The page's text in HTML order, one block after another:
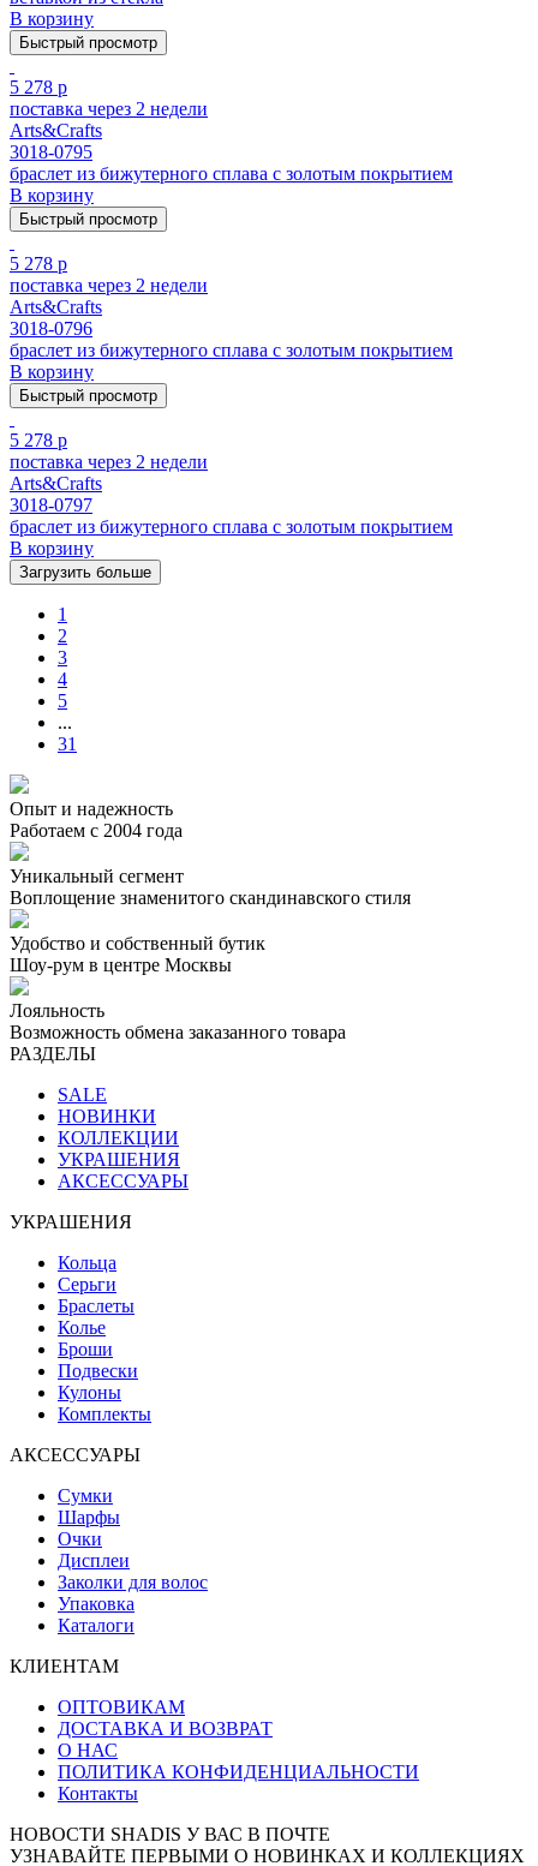
В корзину
Быстрый просмотр
5 278 р
поставка через 2 недели
Arts&Crafts
3018-0795
браслет из бижутерного сплава с золотым покрытием
В корзину
Быстрый просмотр
5 278 р
поставка через 2 недели
Arts&Crafts
3018-0796
браслет из бижутерного сплава с золотым покрытием
В корзину
Быстрый просмотр
5 278 р
поставка через 2 недели
Arts&Crafts
3018-0797
браслет из бижутерного сплава с золотым покрытием
В корзину
Загрузить больше
1
2
3
4
5
...
31
Опыт и надежность
Работаем с 2004 года
Уникальный сегмент
Воплощение знаменитого скандинавского стиля
Удобство и собственный бутик
Шоу-рум в центре Москвы
Лояльность
Возможность обмена заказанного товара
РАЗДЕЛЫ
SALE
НОВИНКИ
КОЛЛЕКЦИИ
УКРАШЕНИЯ
АКСЕССУАРЫ
УКРАШЕНИЯ
Кольца
Серьги
Браслеты
Колье
Броши
Подвески
Кулоны
Комплекты
АКСЕССУАРЫ
Сумки
Шарфы
Очки
Дисплеи
Заколки для волос
Упаковка
Каталоги
КЛИЕНТАМ
ОПТОВИКАМ
ДОСТАВКА И ВОЗВРАТ
О НАС
ПОЛИТИКА КОНФИДЕНЦИАЛЬНОСТИ
Контакты
НОВОСТИ SHADIS У ВАС В ПОЧТЕ
УЗНАВАЙТЕ ПЕРВЫМИ О НОВИНКАХ И КОЛЛЕКЦИЯХ